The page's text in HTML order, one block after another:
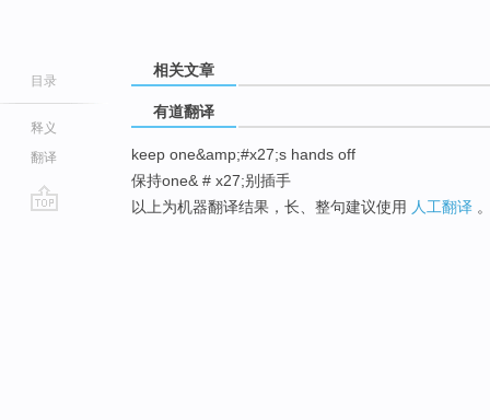
目录
释义
翻译
相关文章
有道翻译
keep one&amp;#x27;s hands off
保持one& # x27;别插手
以上为机器翻译结果，长、整句建议使用 人工翻译